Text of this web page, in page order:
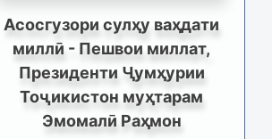
Асосгузори сулҳу ваҳдати
миллӣ - Пешвои миллат,
Президенти Ҷумҳурии
Тоҷикистон муҳтарам
Эмомалӣ Раҳмон